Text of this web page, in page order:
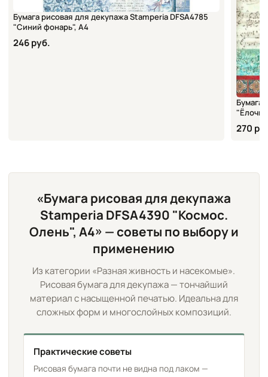
Бумага рисовая для декупажа Stamperia DFSA4785
"Синий фонарь", А4
246 руб.
Бумага
270
«Бумага рисовая для декупажа
Stamperia DFSA4390 "Космос.
Олень", А4» — советы по выбору и
применению
Из категории «Разная живность и насекомые».
Рисовая бумага для декупажа — тончайший
материал с насыщенной печатью. Идеальна для
сложных форм и многослойных композиций.
Практические советы
Рисовая бумага почти не видна под лаком —